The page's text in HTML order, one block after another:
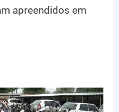
apreendidos em